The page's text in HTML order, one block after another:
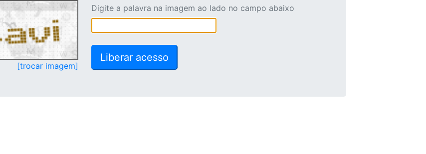
[trocar imagem]
Digite a palavra na imagem ao lado no campo abaixo